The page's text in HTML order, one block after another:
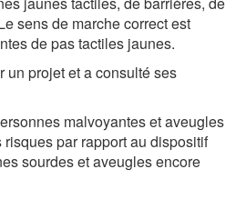
sens de marche correct est
de pas tactiles jaunes.
un projet et a consulté ses
malvoyantes et aveugles
par rapport au dispositif
sourdes et aveugles encore